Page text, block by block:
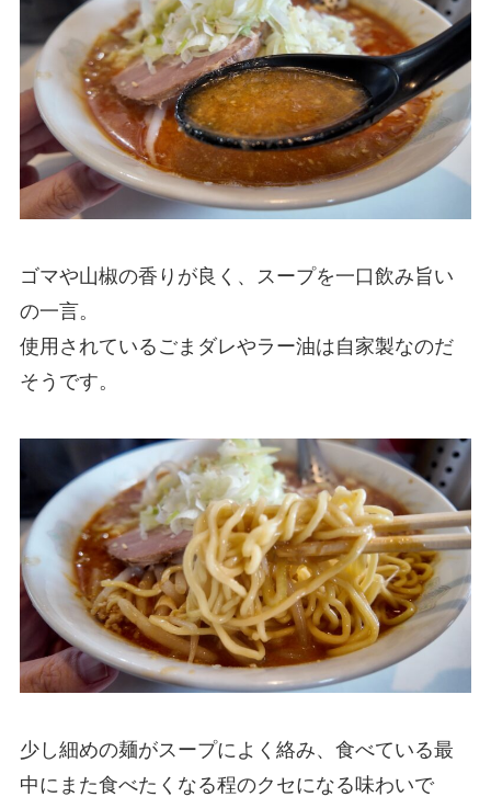
ゴマや山椒の香りが良く、スープを一口飲み旨い
の一言。
使用されているごまダレやラー油は自家製なのだ
そうです。
少し細めの麺がスープによく絡み、食べている最
中にまた食べたくなる程のクセになる味わいで